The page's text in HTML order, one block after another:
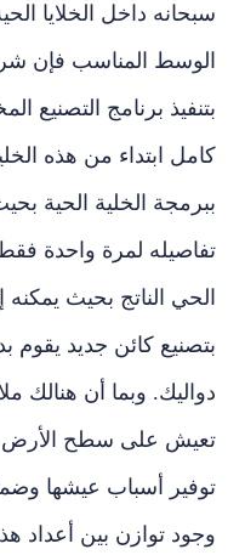
سبحانه داخل الخلايا
الوسط المناسب فإن
بتنفيذ برنامج التصنيع
كامل ابتداء من هذه
ببرمجة الخلية الحية
تفاصيله لمرة واحدة
الحي الناتج بحيث يمكنه
بتصنيع كائن جديد يقوم
دواليك. وبما أن هنالك
تعيش على سطح الأرض
توفير أسباب عيشها
وجود توازن بين أعداد